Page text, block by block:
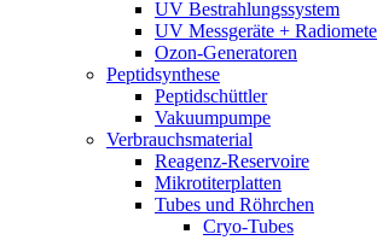
UV Bestrahlungssystem
UV Messgeräte +
Ozon-Generatoren
Peptidsynthese
Peptidschüttler
Vakuumpumpe
Verbrauchsmaterial
Reagenz-Reservoire
Mikrotiterplatten
Tubes und Röhrchen
Cryo-Tubes